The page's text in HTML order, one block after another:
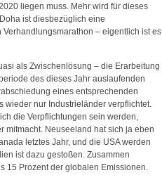
liegen muss. Mehr wird für dieses
ist diesbezüglich eine
– eigentlich ist es
als Zwischenlösung – die Erarbeitung
des dieses Jahr auslaufenden
eines entsprechenden
wieder nur Industrieländer verpflichtet.
die Verpflichtungen sein werden,
mitmacht. Neuseeland hat sich ja eben
letztes Jahr, und die USA werden
ist dazu gestoßen. Zusammen
15 Prozent der globalen Emissionen.